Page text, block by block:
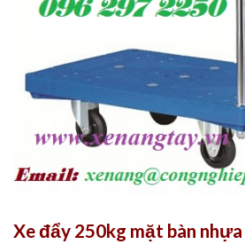
Xe đẩy 250kg mặt bàn